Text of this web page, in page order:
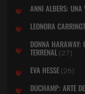
ANNI ALBERS:
LEONORA
DONNA HARAWAY:
TERRENAL (27)
EVA HESSE (26)
DUCHAMP: ARTE